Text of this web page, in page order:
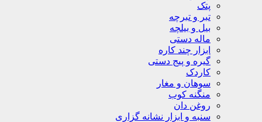
پتک
تبر و تبرچه
بیل و بیلچه
ماله دستی
ابزار چند کاره
گیره و پیج دستی
کاردک
سوهان و مغار
منگنه کوب
روغن دان
سنبه و ابزار نشانه گزاری